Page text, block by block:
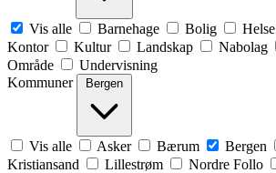
Vis alle Barnehage Bolig Helse
Kontor
Kultur Landskap Nabolag
Område
Undervisning
Kommuner
Bergen
Vis alle Asker Bærum Bergen
Kristiansand
Lillestrøm Nordre Follo